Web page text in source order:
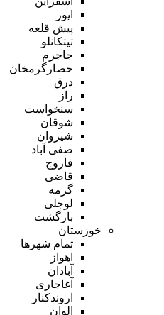
ایور
پیش قلعه
تیتکانلو
جاجرم
حصارگرمخان
درق
راز
سنخواست
شوقان
شیروان
صفی آباد
فاروج
قاضی
گرمه
لوجلی
بازگشت
خوزستان
تمام شهر‌ها
اهواز
آبادان
آغاجاری
اروندکنار
الوان